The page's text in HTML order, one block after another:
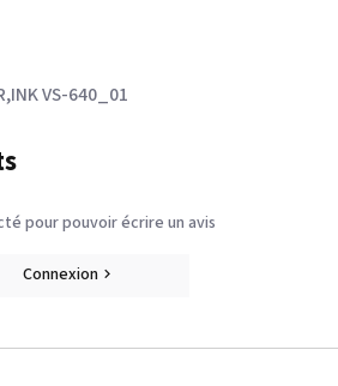
VS-640_01
pour pouvoir écrire un avis
Connexion